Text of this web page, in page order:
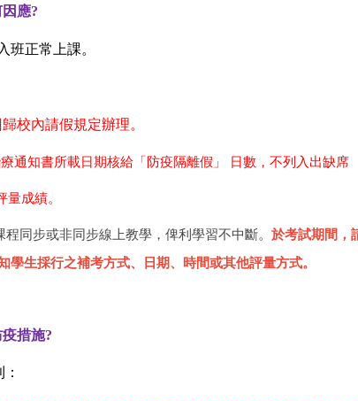
應?
班正常上課。
校內請假規定辦理。
通知書所載日期核給「防疫隔離假」 日數，不列入出缺席
成績。
同步或非同步線上教學，俾利學習不中斷。於考試期間，
學生採行之補考方式、日期、時間或其他評量方式。
措施?